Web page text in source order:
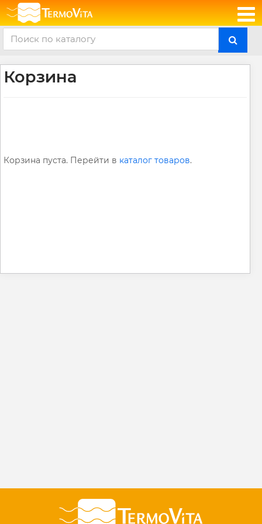
Корзина
Корзина пуста. Перейти в каталог товаров.